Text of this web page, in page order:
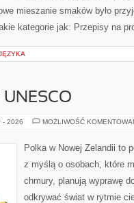
mieszanie smaków było
kategorie jak: Przepisy na
UNESCO
- 2026 MOŻLIWOŚĆ
Polka w Nowej Zelandii to
z myślą o osobach, które
chmury, planują wyprawę
odkrywać świat w rytmie